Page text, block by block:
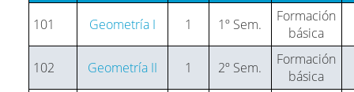
101
Geometría I 1 1º Sem.
Formación
básica
102
Geometría II 1 2º Sem.
Formación
básica